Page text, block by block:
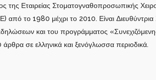
της Εταιρείας Στοματογναθοπροσωπικής
από το 1980 μέχρι το 2010. Είναι
και του προγράμματος
σε ελληνικά και ξενόγλωσσα περιοδικά.